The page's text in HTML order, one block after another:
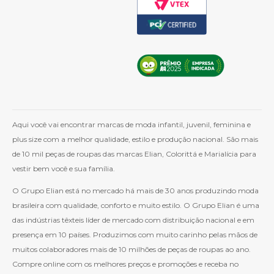
Aqui você vai encontrar marcas de moda infantil, juvenil, feminina e
plus size com a melhor qualidade, estilo e produção nacional. São mais
de 10 mil peças de roupas das marcas Elian, Colorittá e Marialícia para
vestir bem você e sua família.
O Grupo Elian está no mercado há mais de 30 anos produzindo moda
brasileira com qualidade, conforto e muito estilo. O Grupo Elian é uma
das indústrias têxteis líder de mercado com distribuição nacional e em
presença em 10 países. Produzimos com muito carinho pelas mãos de
muitos colaboradores mais de 10 milhões de peças de roupas ao ano.
Compre online com os melhores preços e promoções e receba no